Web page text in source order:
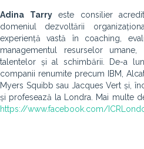
Adina Tarryeste consilier
domeniul dezvoltării
experiență vastă în coaching,
managementul resurselor
talentelor și al schimbării. De-a
companii renumite precum IBM,
Myers Squibb sau Jacques Vert și,
și profesează la Londra. Mai multe
https://www.facebook.com/